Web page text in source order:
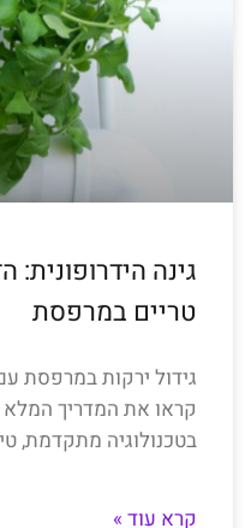
גינה
טריים במרפסת
גידול ירקות במרפסת
קראו את המדריך המלא
בטכנולוגיה מתקדמת,
קרא עוד »